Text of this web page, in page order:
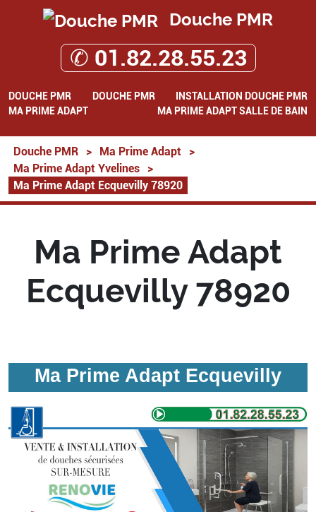
Douche PMR
✆ 01.82.28.55.23
DOUCHE PMR DOUCHE PMR
INSTALLATION DOUCHE PMR
MA PRIME ADAPT
MA PRIME ADAPT SALLE DE BAIN
Douche PMR > Ma Prime Adapt
>
Ma Prime Adapt Yvelines
>
Ma Prime Adapt Ecquevilly 78920
Ma Prime Adapt
Ecquevilly 78920
Ma Prime Adapt Ecquevilly